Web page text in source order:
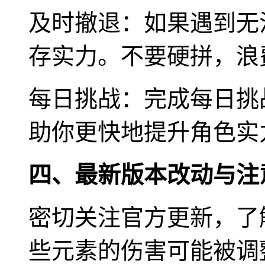
及时撤退：如果遇到
存实力。不要硬拼，
每日挑战：完成每日
助你更快地提升角色实
四、最新版本改动与
密切关注官方更新，
些元素的伤害可能被